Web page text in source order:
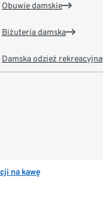
Obuwie damskie
Biżuteria damska
Damska odzież rekreacyjna
na kawę